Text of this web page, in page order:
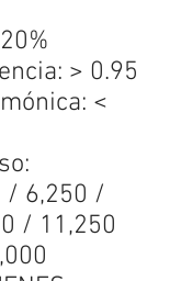
> 0.95
<
/ 6,250 /
/ 11,250